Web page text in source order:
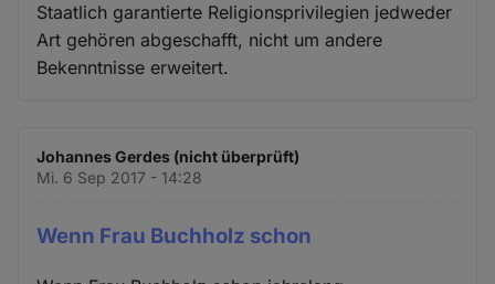
Staatlich garantierte Religionsprivilegien jedweder
Art gehören abgeschafft, nicht um andere
Bekenntnisse erweitert.
Johannes Gerdes (nicht überprüft)
Mi. 6 Sep 2017 - 14:28
Wenn Frau Buchholz schon